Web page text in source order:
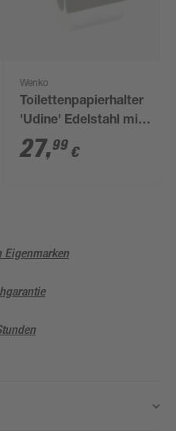
Wenko
Toilettenpapierhalter
'Udine' Edelstahl mit
Deckel
27,99 €
Eigenmarken